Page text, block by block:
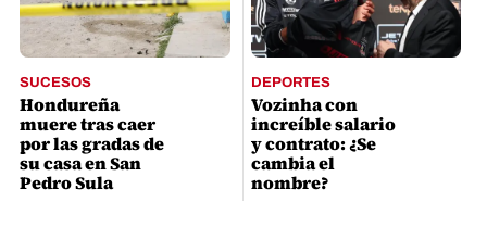
SUCESOS
Hondureña
muere tras caer
por las gradas de
su casa en San
Pedro Sula
DEPORTES
Vozinha con
increíble salario
y contrato: ¿Se
cambia el
nombre?